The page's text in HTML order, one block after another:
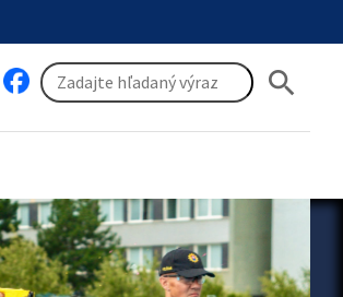
search